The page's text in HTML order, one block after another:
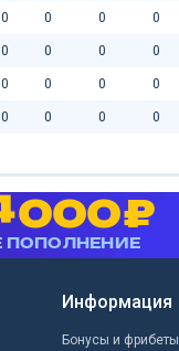
0 0 0 0
0 0 0 0
0 0 0 0
0 0 0 0
Информация
Бонусы и фрибеты